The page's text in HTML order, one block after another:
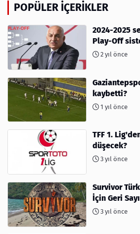
POPÜLER İÇERIKLER
2024-2025
Play-Off
2 yıl önce
kaybetti?
1 yıl önce
TFF 1.
düşecek?
3 yıl önce
Survivor
İçin Geri
kimler var?
3 yıl önce